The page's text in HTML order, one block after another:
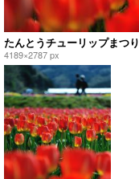
たんとうチューリップまつり
4189×2787 px